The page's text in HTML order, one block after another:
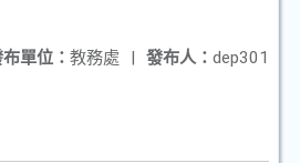
發布人： dep301
單位： 教務處 |